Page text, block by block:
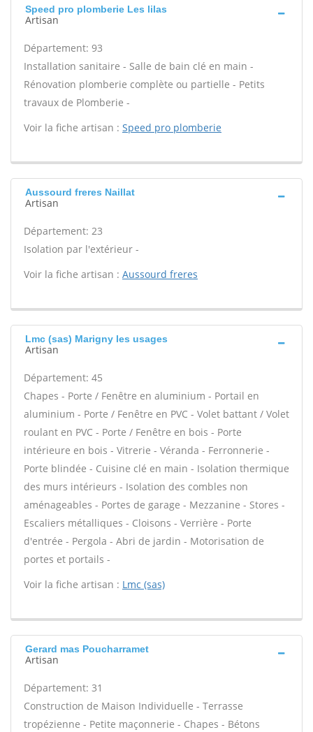
Speed pro plomberie Les lilas
Artisan
Département: 93
Installation sanitaire - Salle de bain clé en main -
Rénovation plomberie complète ou partielle - Petits
travaux de Plomberie -
Voir la fiche artisan : Speed pro plomberie
Aussourd freres Naillat
Artisan
Département: 23
Isolation par l'extérieur -
Voir la fiche artisan : Aussourd freres
Lmc (sas) Marigny les usages
Artisan
Département: 45
Chapes - Porte / Fenêtre en aluminium - Portail en
aluminium - Porte / Fenêtre en PVC - Volet battant / Volet
roulant en PVC - Porte / Fenêtre en bois - Porte
intérieure en bois - Vitrerie - Véranda - Ferronnerie -
Porte blindée - Cuisine clé en main - Isolation thermique
des murs intérieurs - Isolation des combles non
aménageables - Portes de garage - Mezzanine - Stores -
Escaliers métalliques - Cloisons - Verrière - Porte
d'entrée - Pergola - Abri de jardin - Motorisation de
portes et portails -
Voir la fiche artisan : Lmc (sas)
Gerard mas Poucharramet
Artisan
Département: 31
Construction de Maison Individuelle - Terrasse
tropézienne - Petite maçonnerie - Chapes - Bétons